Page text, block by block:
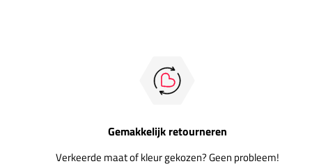
Gemakkelijk retourneren
Verkeerde maat of kleur gekozen? Geen probleem!